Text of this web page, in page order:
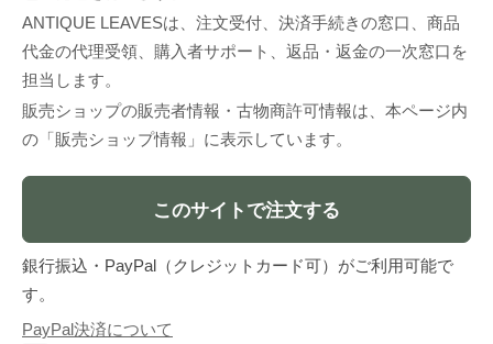
ANTIQUE LEAVESは、注文受付、決済手続きの窓口、商品
代金の代理受領、購入者サポート、返品・返金の一次窓口を
担当します。
販売ショップの販売者情報・古物商許可情報は、本ページ内
の「販売ショップ情報」に表示しています。
このサイトで注文する
銀行振込・PayPal（クレジットカード可）がご利用可能で
す。
PayPal決済について